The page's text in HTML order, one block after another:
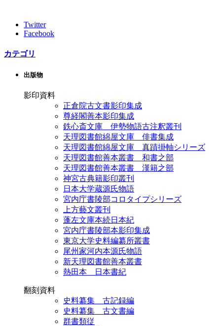
Twitter
Facebook
カテゴリ
出版物
影印資料
正倉院古文書影印集成
尊経閣善本影印集成
鉄心斎文庫 伊勢物語古注釈叢刊
天理図書館綿屋文庫 俳書集成
天理図書館綿屋文庫 真蹟掛軸シリーズ
天理図書館善本叢書 和書之部
天理図書館善本叢書 漢籍之部
神宮古典籍影印叢刊
日本大学蔵源氏物語
宮内庁書陵部コロタイプシリーズ
上方藝文叢刊
蓬左文庫本続日本紀
宮内庁書陵部本影印集成
東京大学史料編纂所叢書
尾州家河内本源氏物語
新天理図書館善本叢書
熱田本 日本書紀
翻刻資料
史料纂集 古記録編
史料纂集 古文書編
群書類従